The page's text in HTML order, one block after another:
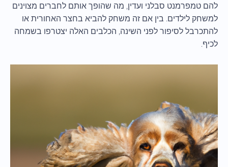
להם טמפרמנט סבלני ועדין, מה שהופך אותם לחברים מצוינים
למשחק לילדים. בין אם זה משחק להביא בחצר האחורית או
להתכרבל לסיפור לפני השינה, הכלבים האלה יצטרפו בשמחה
לכיף.